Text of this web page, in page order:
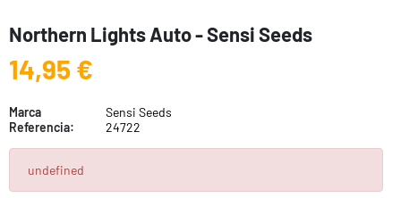
Northern Lights Auto - Sensi Seeds
14,95 €
Marca
Sensi Seeds
Referencia:
24722
undefined